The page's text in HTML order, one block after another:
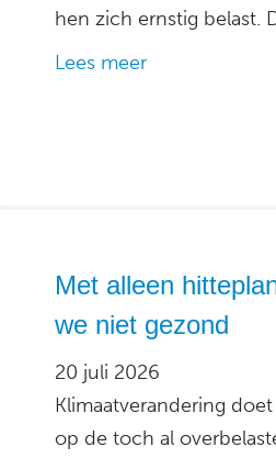
hen zich ernstig belast.
Lees meer
Met alleen
we niet gezond
20 juli 2026
Klimaatverandering
op de toch al